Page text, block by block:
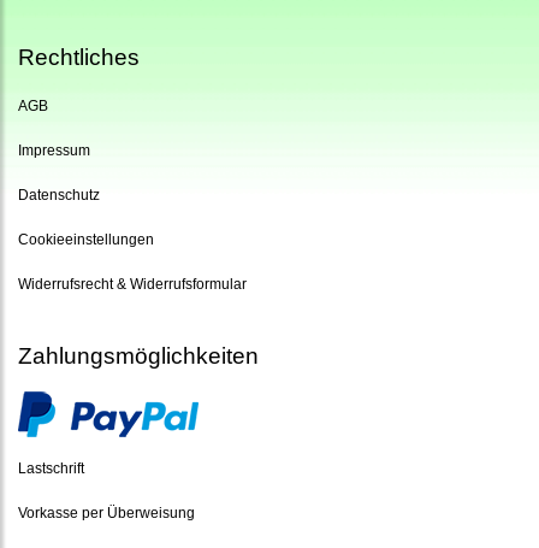
Rechtliches
AGB
Impressum
Datenschutz
Cookieeinstellungen
Widerrufsrecht & Widerrufsformular
Zahlungsmöglichkeiten
Lastschrift
Vorkasse per Überweisung